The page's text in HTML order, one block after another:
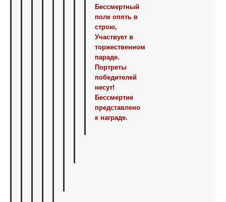
Бессмертный
полк опять в
строю,
Участвует в
торжественном
параде.
Портреты
победителей
несут!
Бессмертие
представлено
к награде.